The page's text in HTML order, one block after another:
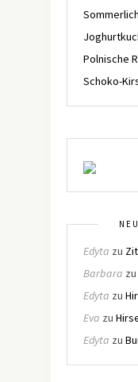
Polnische
Schoko-
Edyta zu
Barbara zu
Edyta zu
Eva zu
Edyta zu